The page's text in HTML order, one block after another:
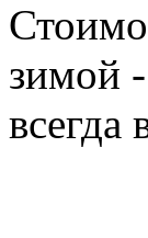
зимой
всегда